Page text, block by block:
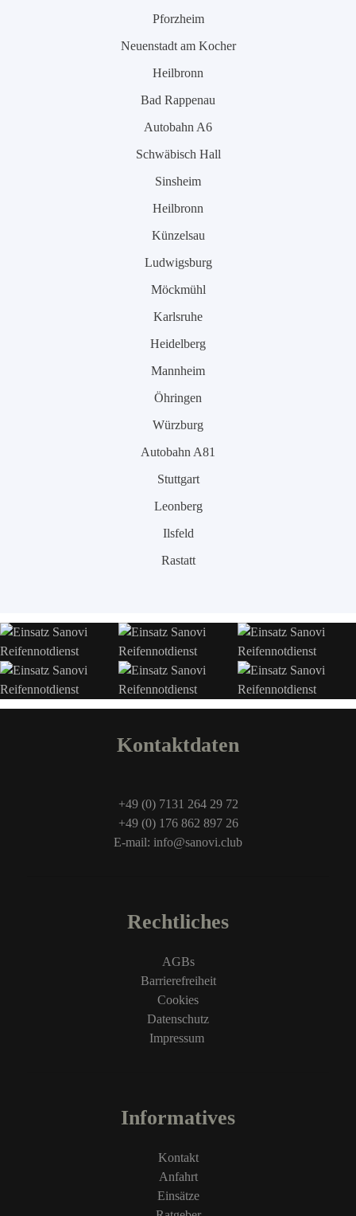
Pforzheim
Neuenstadt am Kocher
Heilbronn
Bad Rappenau
Autobahn A6
Schwäbisch Hall
Sinsheim
Heilbronn
Künzelsau
Ludwigsburg
Möckmühl
Karlsruhe
Heidelberg
Mannheim
Öhringen
Würzburg
Autobahn A81
Stuttgart
Leonberg
Ilsfeld
Rastatt
Kontaktdaten
+49 (0) 7131 264 29 72
+49 (0) 176 862 897 26
E-mail: info@sanovi.club
Rechtliches
AGBs
Barrierefreiheit
Cookies
Datenschutz
Impressum
Informatives
Kontakt
Anfahrt
Einsätze